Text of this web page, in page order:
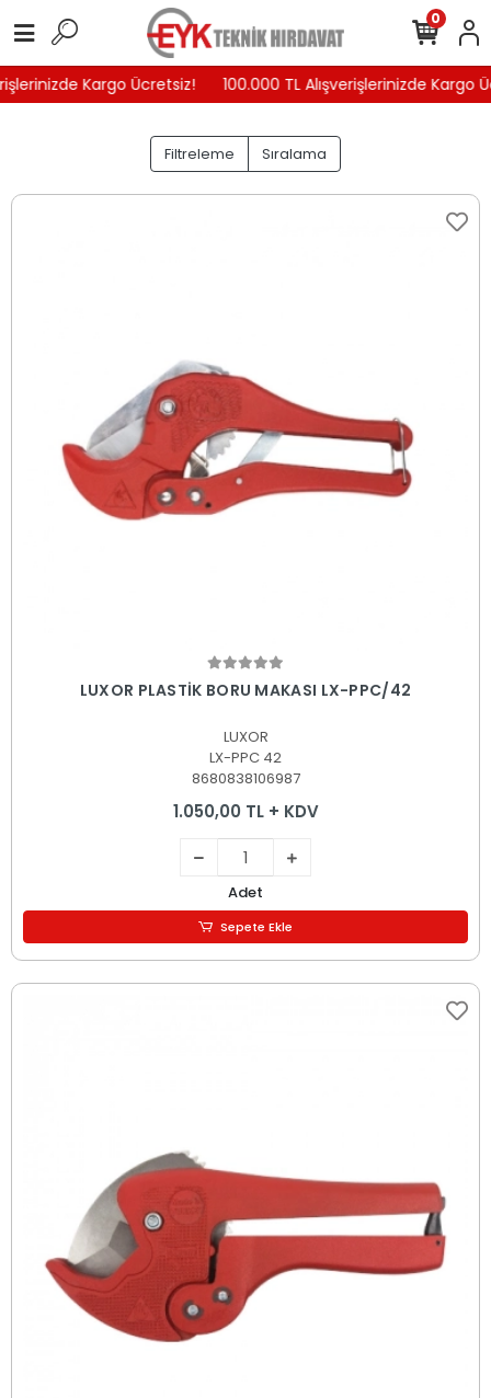
Kargo Ücretsiz! 100.000 TL Alışverişlerinizde Kargo
0
Filtreleme Sıralama
Sepete Ekle
LUXOR PLASTİK BORU MAKASI LX-PPC/42
LUXOR
LX-PPC 42
8680838106987
1.050,00 TL + KDV
Adet
Sepete Ekle